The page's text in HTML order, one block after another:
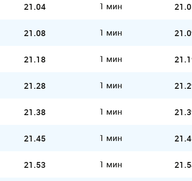
21.04 1 мин
21.08 1 мин
21.18 1 мин
21.28 1 мин
21.38 1 мин
21.45 1 мин
21.53 1 мин